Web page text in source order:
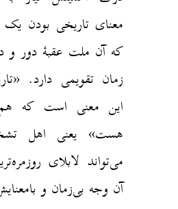
معنای تاریخی بودن
که آن ملت عقبۀ دور و
زمان تقویمی دارد.
این معنی است که
هست» یعنی اهل
می‌تواند لابلای
آن وجه بی‌زمان و